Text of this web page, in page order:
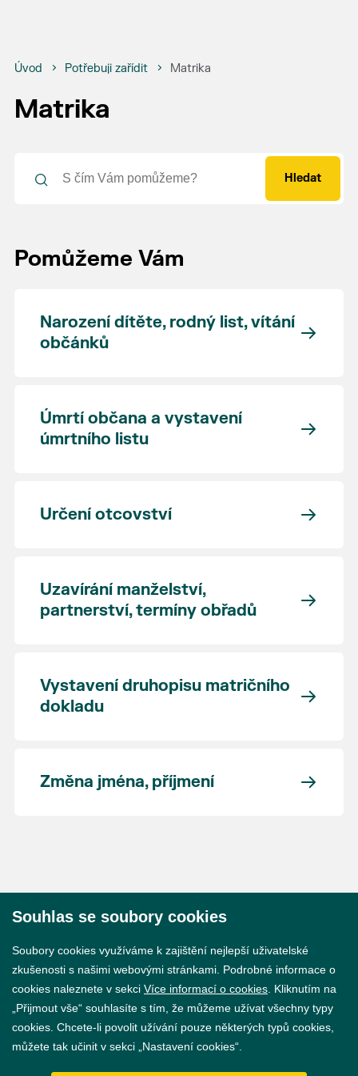
Úvod Potřebuji zařídit Matrika
Matrika
Hledat
Pomůžeme Vám
Narození dítěte, rodný list, vítání
občánků
Úmrtí občana a vystavení
úmrtního listu
Určení otcovství
Uzavírání manželství,
partnerství, termíny obřadů
Vystavení druhopisu matričního
dokladu
Změna jména, příjmení
GDPR
Souhlas se soubory cookies
Soubory cookies využíváme k zajištění nejlepší uživatelské
zkušenosti s našimi webovými stránkami. Podrobné informace o
cookies naleznete v sekci Více informací o cookies . Kliknutím na
„Přijmout vše“ souhlasíte s tím, že můžeme užívat všechny typy
cookies. Chcete-li povolit užívání pouze některých typů cookies,
můžete tak učinit v sekci „Nastavení cookies“.